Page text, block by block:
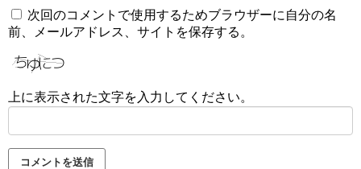
次回のコメントで使用するためブラウザーに自分の名
前、メールアドレス、サイトを保存する。
上に表示された文字を入力してください。